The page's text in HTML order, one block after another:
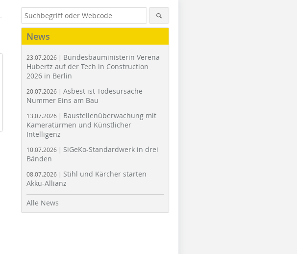
News
23.07.2026 | Bundesbauministerin Verena
Hubertz auf der Tech in Construction
2026 in Berlin
20.07.2026 | Asbest ist Todesursache
Nummer Eins am Bau
13.07.2026 | Baustellenüberwachung mit
Kameratürmen und Künstlicher
Intelligenz
10.07.2026 | SiGeKo-Standardwerk in drei
Bänden
08.07.2026 | Stihl und Kärcher starten
Akku-Allianz
Alle News